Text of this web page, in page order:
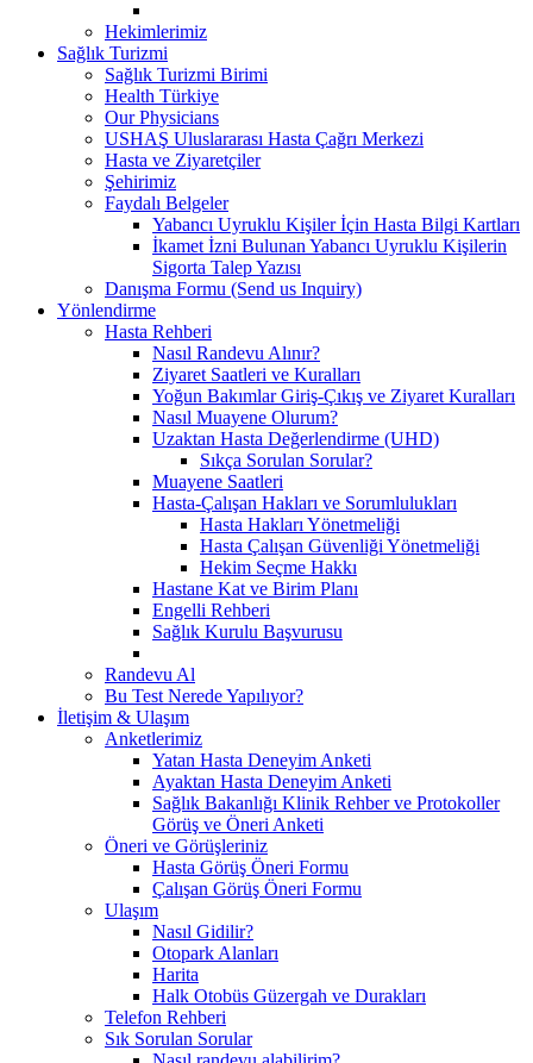
Hekimlerimiz
Sağlık Turizmi
Sağlık Turizmi Birimi
Health Türkiye
Our Physicians
USHAŞ Uluslararası Hasta Çağrı Merkezi
Hasta ve Ziyaretçiler
Şehirimiz
Faydalı Belgeler
Yabancı Uyruklu Kişiler İçin Hasta Bilgi Kartları
İkamet İzni Bulunan Yabancı Uyruklu Kişilerin
Sigorta Talep Yazısı
Danışma Formu (Send us Inquiry)
Yönlendirme
Hasta Rehberi
Nasıl Randevu Alınır?
Ziyaret Saatleri ve Kuralları
Yoğun Bakımlar Giriş-Çıkış ve Ziyaret Kuralları
Nasıl Muayene Olurum?
Uzaktan Hasta Değerlendirme (UHD)
Sıkça Sorulan Sorular?
Muayene Saatleri
Hasta-Çalışan Hakları ve Sorumlulukları
Hasta Hakları Yönetmeliği
Hasta Çalışan Güvenliği Yönetmeliği
Hekim Seçme Hakkı
Hastane Kat ve Birim Planı
Engelli Rehberi
Sağlık Kurulu Başvurusu
Randevu Al
Bu Test Nerede Yapılıyor?
İletişim & Ulaşım
Anketlerimiz
Yatan Hasta Deneyim Anketi
Ayaktan Hasta Deneyim Anketi
Sağlık Bakanlığı Klinik Rehber ve Protokoller
Görüş ve Öneri Anketi
Öneri ve Görüşleriniz
Hasta Görüş Öneri Formu
Çalışan Görüş Öneri Formu
Ulaşım
Nasıl Gidilir?
Otopark Alanları
Harita
Halk Otobüs Güzergah ve Durakları
Telefon Rehberi
Sık Sorulan Sorular